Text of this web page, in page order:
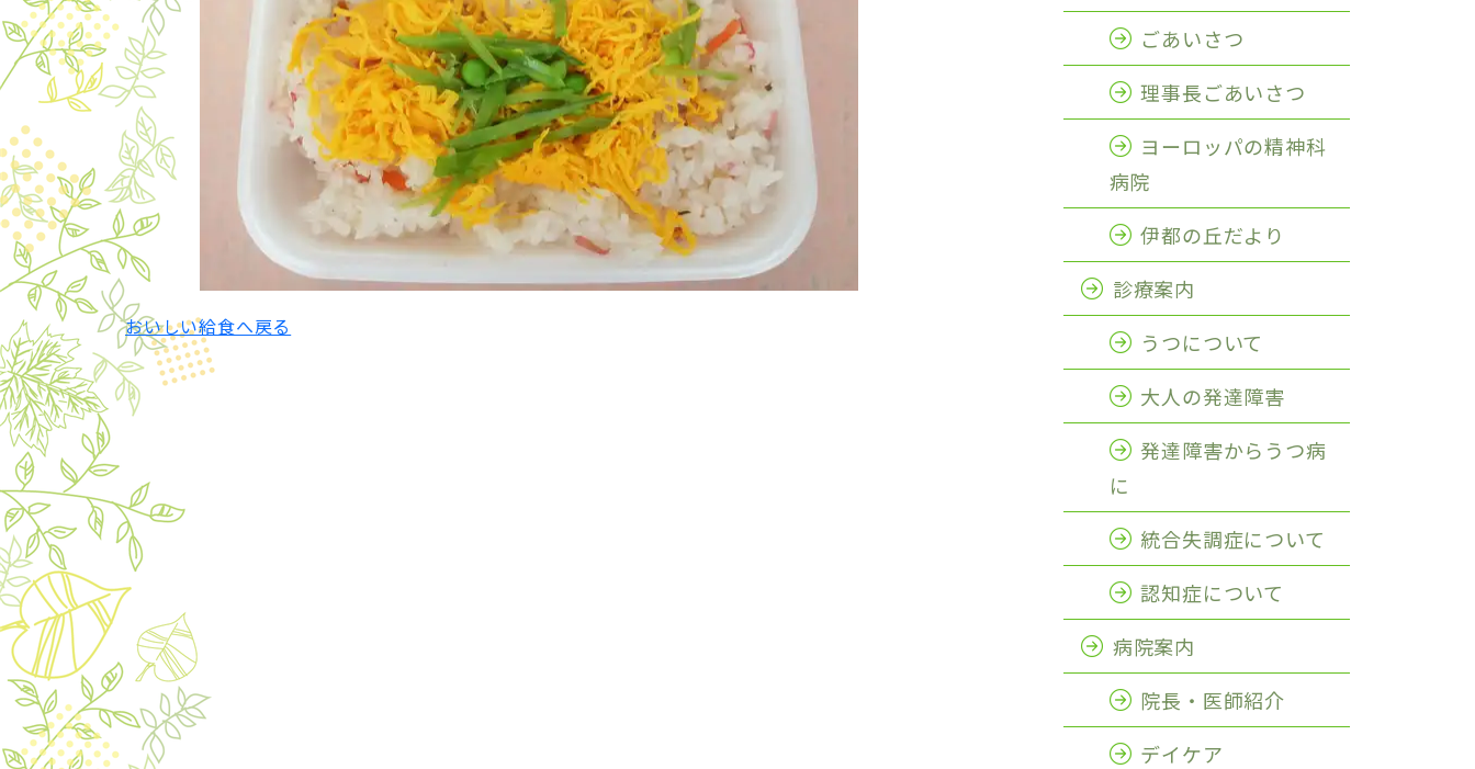
おいしい給食へ戻る
ごあいさつ
理事長ごあいさつ
ヨーロッパの精神科
病院
伊都の丘だより
診療案内
うつについて
大人の発達障害
発達障害からうつ病
に
統合失調症について
認知症について
病院案内
院長・医師紹介
デイケア